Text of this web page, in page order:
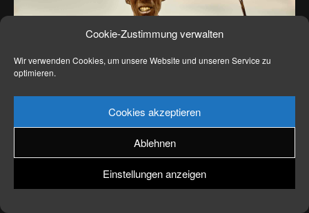
Cookie-Zustimmung verwalten
Wir verwenden Cookies, um unsere Website und unseren Service zu
optimieren.
Cookies akzeptieren
Ablehnen
Einstellungen anzeigen